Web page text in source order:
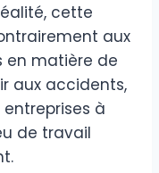
cette
aux
en matière de
aux accidents,
entreprises à
de travail